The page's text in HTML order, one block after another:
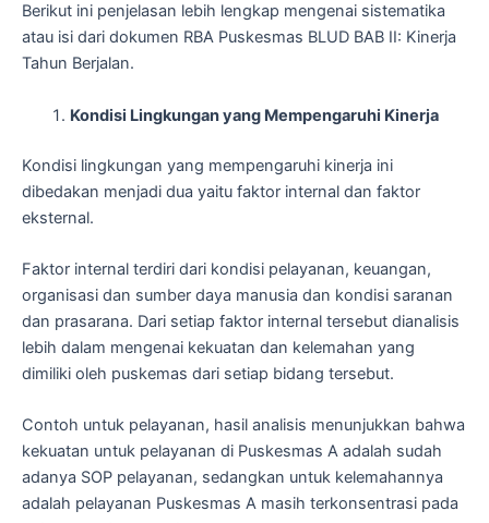
Berikut ini penjelasan lebih lengkap mengenai sistematika
atau isi dari dokumen RBA Puskesmas BLUD BAB II: Kinerja
Tahun Berjalan.
Kondisi Lingkungan yang Mempengaruhi Kinerja
Kondisi lingkungan yang mempengaruhi kinerja ini
dibedakan menjadi dua yaitu faktor internal dan faktor
eksternal.
Faktor internal terdiri dari kondisi pelayanan, keuangan,
organisasi dan sumber daya manusia dan kondisi saranan
dan prasarana. Dari setiap faktor internal tersebut dianalisis
lebih dalam mengenai kekuatan dan kelemahan yang
dimiliki oleh puskemas dari setiap bidang tersebut.
Contoh untuk pelayanan, hasil analisis menunjukkan bahwa
kekuatan untuk pelayanan di Puskesmas A adalah sudah
adanya SOP pelayanan, sedangkan untuk kelemahannya
adalah pelayanan Puskesmas A masih terkonsentrasi pada